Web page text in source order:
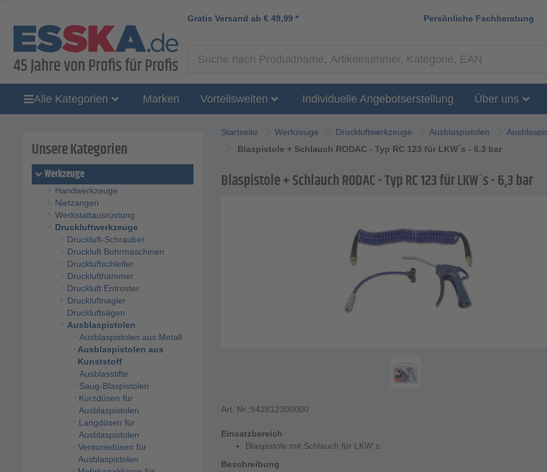
Gratis Versand ab € 49,99 * Persönliche Fachberatung
Alle Kategorien Marken Vorteilswelten Individuelle Angebotserstellung Über uns
Unsere Kategorien
Werkzeuge
Handwerkzeuge
Nietzangen
Werkstattausrüstung
Druckluftwerkzeuge
Druckluft-Schrauber
Druckluft Bohrmaschinen
Druckluftschleifer
Drucklufthämmer
Druckluft Entroster
Druckluftnagler
Druckluftsägen
Ausblaspistolen
Ausblaspistolen aus Metall
Ausblaspistolen aus
Kunststoff
Ausblasstifte
Saug-Blaspistolen
Kurzdüsen für
Ausblaspistolen
Langdüsen für
Ausblaspistolen
Venturiedüsen für
Ausblaspistolen
Startseite Werkzeuge Druckluftwerkzeuge Ausblaspistolen
Blaspistole + Schlauch RODAC - Typ RC 123 für LKW´s - 6,3 bar
Blaspistole + Schlauch RODAC - Typ RC 123 für LKW´s - 6,3 bar
Art. Nr.:942812300000
Einsatzbereich
Blaspistole mit Schlauch für LKW´s
Beschreibung